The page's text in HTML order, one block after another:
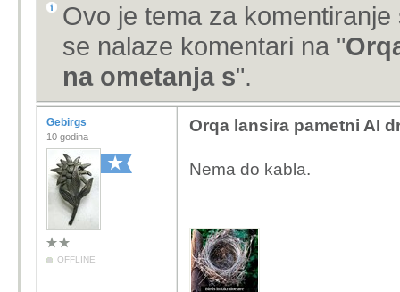
Ovo je tema za
se nalaze komentari na "
na ometanja s".
Gebirgs
10 godina
OFFLINE
Orqa lansira pametni AI
Nema do kabla.